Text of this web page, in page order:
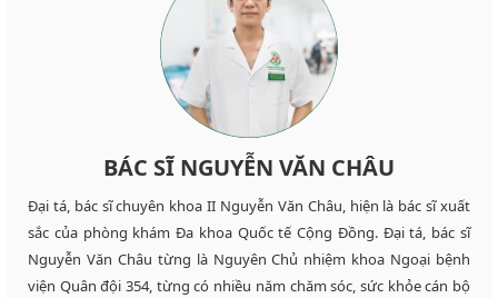
BÁC SĨ NGUYỄN VĂN CHÂU
Đại tá, bác sĩ chuyên khoa II Nguyễn Văn Châu, hiện là bác sĩ xuất
sắc của phòng khám Đa khoa Quốc tế Cộng Đồng. Đại tá, bác sĩ
Nguyễn Văn Châu từng là Nguyên Chủ nhiệm khoa Ngoại bệnh
viện Quân đội 354, từng có nhiều năm chăm sóc, sức khỏe cán bộ